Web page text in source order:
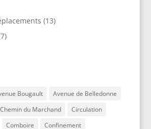
(13)
Bougault
Avenue de Belledonne
Chemin du Marchand
Circulation
Comboire
Confinement